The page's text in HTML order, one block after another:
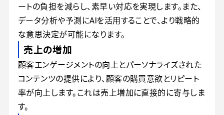
ートの負担を減らし、素早い対応を実現します。また、
データ分析や予測にAIを活用することで、より戦略的
な意思決定が可能になります。
売上の増加
顧客エンゲージメントの向上とパーソナライズされた
コンテンツの提供により、顧客の購買意欲とリピート
率が向上します。これは売上増加に直接的に寄与しま
す。